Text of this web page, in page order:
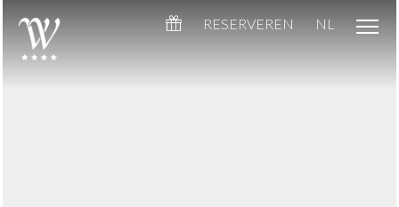
RESERVEREN NL